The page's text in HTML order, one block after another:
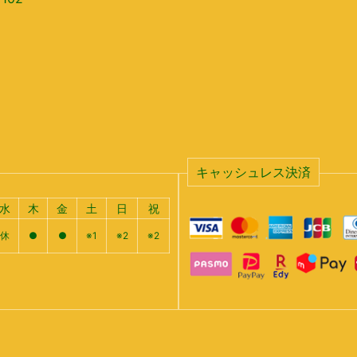
木 金 土 日 祝
休 ● ● ※1 ※2 ※2
キャッシュレス決済